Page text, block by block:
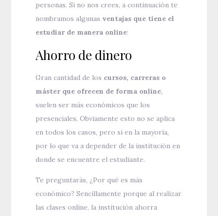
personas. Si no nos crees, a continuación te
nombramos algunas ventajas que tiene el
estudiar de manera online:
Ahorro de dinero
Gran cantidad de los cursos, carreras o
máster que ofrecen de forma online,
suelen ser más económicos que los
presenciales. Obviamente esto no se aplica
en todos los casos, pero si en la mayoría,
por lo que va a depender de la institución en
donde se encuentre el estudiante.
Te preguntarás, ¿Por qué es más
económico? Sencillamente porque al realizar
las clases online, la institución ahorra